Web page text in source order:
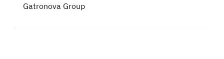
Gatronova Group